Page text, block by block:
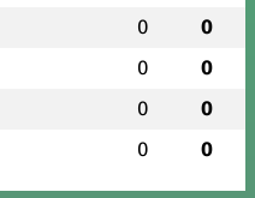
0 0
0 0
0 0
0 0